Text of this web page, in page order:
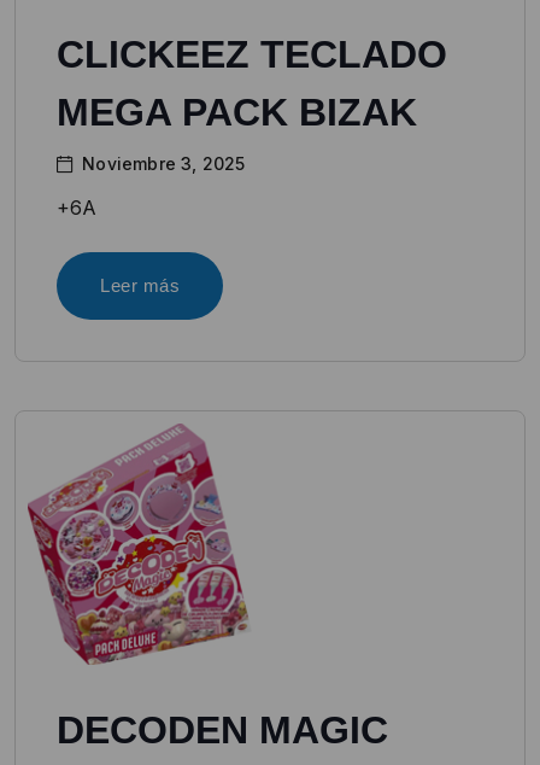
CLICKEEZ TECLADO
MEGA PACK BIZAK
Noviembre 3, 2025
+6A
Leer más
DECODEN MAGIC